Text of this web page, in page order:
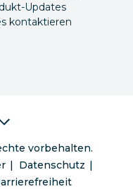
Updates
kontaktieren
vorbehalten.
Datenschutz